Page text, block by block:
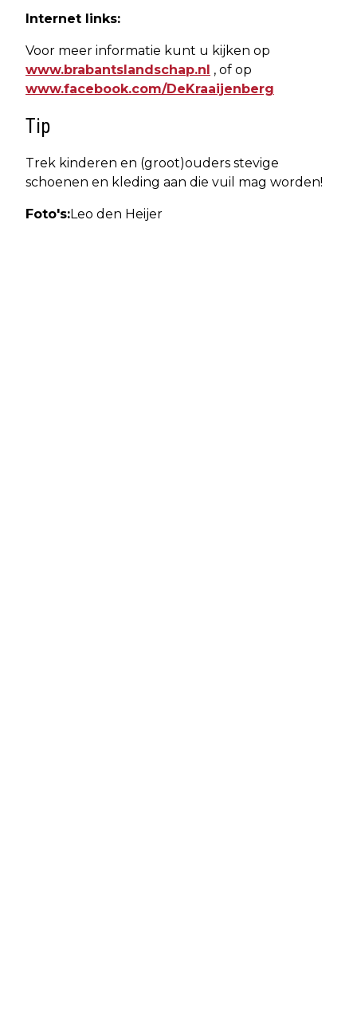
Internet links:
Voor meer informatie kunt u kijken op
www.brabantslandschap.nl , of op
www.facebook.com/DeKraaijenberg
Tip
Trek kinderen en (groot)ouders stevige
schoenen en kleding aan die vuil mag worden!
Foto's:Leo den Heijer